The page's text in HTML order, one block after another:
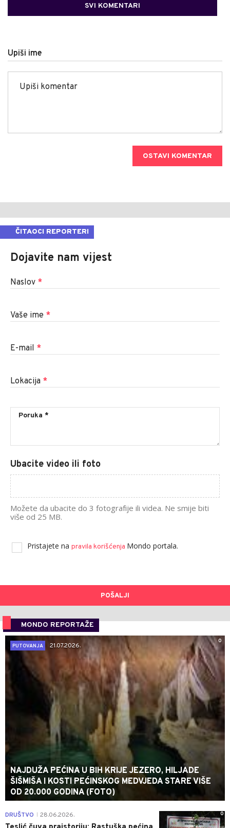
SVI KOMENTARI
Upiši ime
OSTAVI KOMENTAR
ČITAOCI REPORTERI
Dojavite nam vijest
Naslov *
Vaše ime *
E-mail *
Lokacija *
Ubacite video ili foto
Možete da ubacite do 3 fotografije ili videa. Ne smije biti
više od 25 MB.
Pristajete na pravila korišćenja Mondo portala.
POŠALJI
MONDO REPORTAŽE
0
PUTOVANJA
21.07.2026.
NAJDUŽA PEĆINA U BIH KRIJE JEZERO, HILJADE
ŠIŠMIŠA I KOSTI PEĆINSKOG MEDVJEDA STARE VIŠE
OD 20.000 GODINA (FOTO)
0
DRUŠTVO 28.06.2026.